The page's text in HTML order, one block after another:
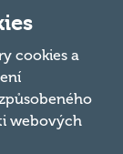
Nahoru
cookies a
webových